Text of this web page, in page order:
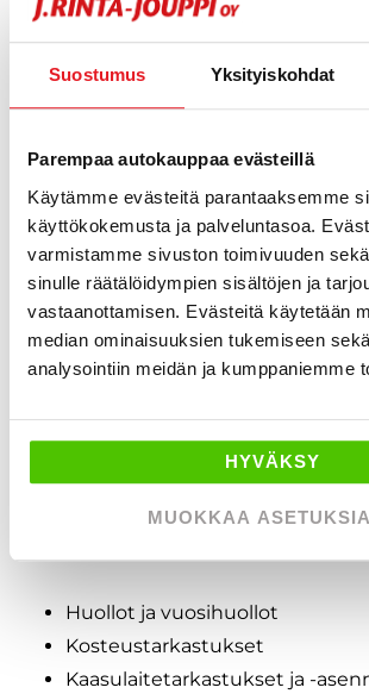
Suostumus Yksityiskohdat
Parempaa autokauppaa evästeillä
Käytämme evästeitä parantaaksemme
käyttökokemusta ja palveluntasoa.
varmistamme sivuston toimivuuden
sinulle räätälöidympien sisältöjen ja
vastaanottamisen. Evästeitä käytetään
median ominaisuuksien tukemiseen
analysointiin meidän ja kumppaniemme
HYVÄKSY
MUOKKAA ASETUKSIA
vesijärjestelmän huolto,
Huollamme vaativatkin kohteet ja
haastavimmat remontit, oli sinulla
tahansaHobby-matkailuajoneuvo,
GESSC, Hobby 560 KMFE, Hobby
Easy, Hobby Excellent, Hobby 610
Hobby nordic edition, Hobby
Hobby Ontour, Hobby Premium,
HUOM! Emme ole virallinen Hobby-
J. Rinta-Joupin Hobby-
Huollot ja vuosihuollot
Kosteustarkastukset
Kaasulaitetarkastukset ja -